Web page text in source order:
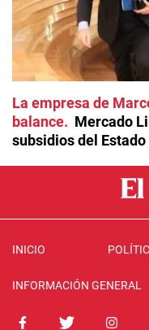
La empresa de
balance
Mercado
subsidios del
INICIO
INFORMACIÓN GENERAL